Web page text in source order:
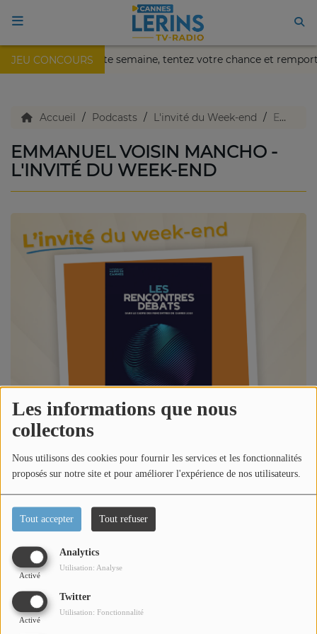
Les informations que nous
collectons
Nous utilisons des cookies pour fournir les services et les fonctionnalités
proposés sur notre site et pour améliorer l'expérience de nos utilisateurs.
Tout accepter Tout refuser
Analytics
Activé
Utilisation: Analyse
Twitter
Activé
Utilisation: Fonctionnalité
JEU CONCOURS
de Nice ! Cette semaine, tentez votre chance et
TV en direct
Replay TV
Emissions Radio
Emissions TV
Titres diffusés
Podcasts
Jeu concours
Contactez-nous
Se connecter
Accueil Podcasts L'invité du Week-end Emmanuel Voisin Mancho - L'invité du week-end
EMMANUEL VOISIN MANCHO -
L'INVITÉ DU WEEK-END
Écouter le podcast
Dans l'émission l'invité du week-end, Loric reçoit
Emmanuel Voisin Mancho Président de Cannes Université